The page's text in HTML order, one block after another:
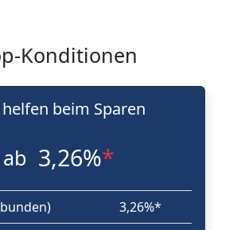
Konditionen
beim Sparen
ab 3,26%*
3,26%*